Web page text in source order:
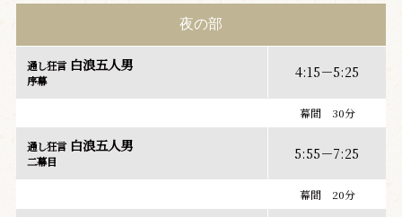
夜の部
通し狂言白浪五人男
序幕 4:15－5:25
幕間 30分
通し狂言白浪五人男
二幕目 5:55－7:25
幕間 20分